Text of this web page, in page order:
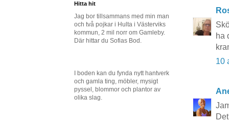
ha
10
Hitta hit
Jag bor tillsammans med min man
och två pojkar i Hulta i Västerviks
kommun, 2 mil norr om Gamleby.
Där hittar du Sofias Bod.
I boden kan du fynda nytt hantverk
och gamla ting, möbler, mysigt
pyssel, blommor och plantor av
olika slag.